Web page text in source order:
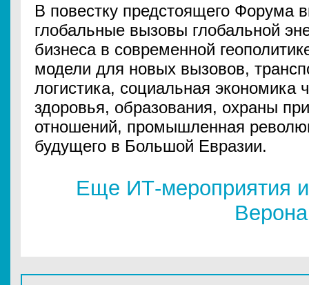
В повестку предстоящего Форума
глобальные вызовы глобальной
бизнеса в современной
модели для новых вызовов,
логистика, социальная экономика
здоровья, образования, охраны
отношений, промышленная
будущего в Большой Евразии.
Еще ИТ-мероприятия
Верона